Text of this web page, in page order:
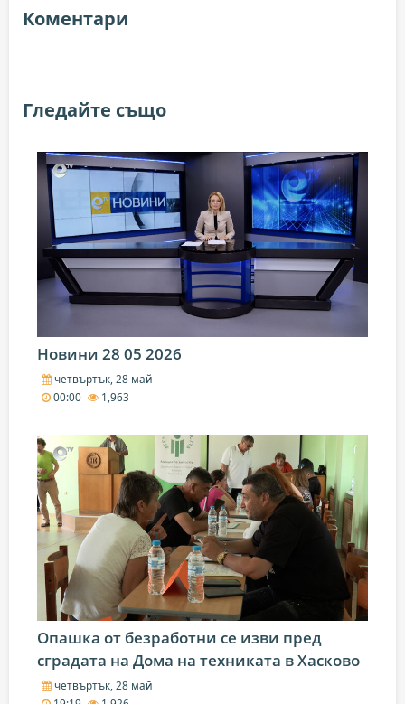
Коментари
Гледайте също
Новини 28 05 2026
четвъртък, 28 май
00:00
1,963
Опашка от безработни се изви пред
сградата на Дома на техниката в Хасково
четвъртък, 28 май